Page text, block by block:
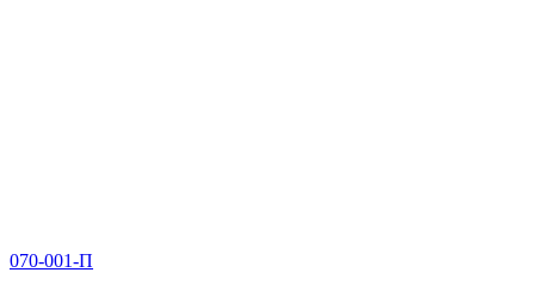
070-001-П